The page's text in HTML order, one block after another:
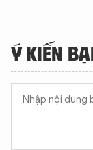
Ý KIẾN